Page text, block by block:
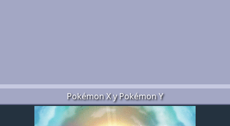
Pokémon X y Pokémon Y